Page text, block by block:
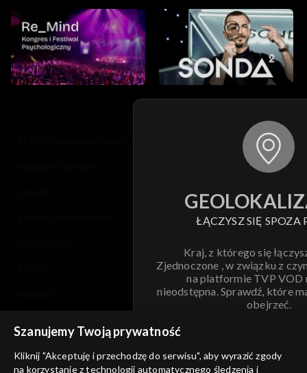
ŁĄCZYSZ SIĘ SPOZA
Kraj, z którego się
Zjednoczone , w związku z
na platformie TVP VOD
nieodstępna. Sprawdź, które
obejrzeć.
informacje o dostawcy usług
Szanujemy Twoją prywatność
Kliknij "Akceptuję i przechodzę do serwisu", aby wyrazić zgody
na korzystanie z technologii automatycznego śledzenia i